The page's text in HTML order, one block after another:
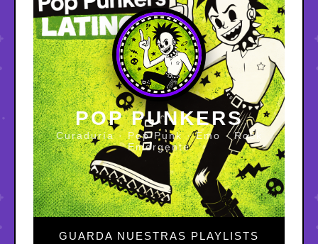
POP PUNKERS
Curaduría · Pop Punk · Emo · Rock
Emergente
GUARDA NUESTRAS PLAYLISTS